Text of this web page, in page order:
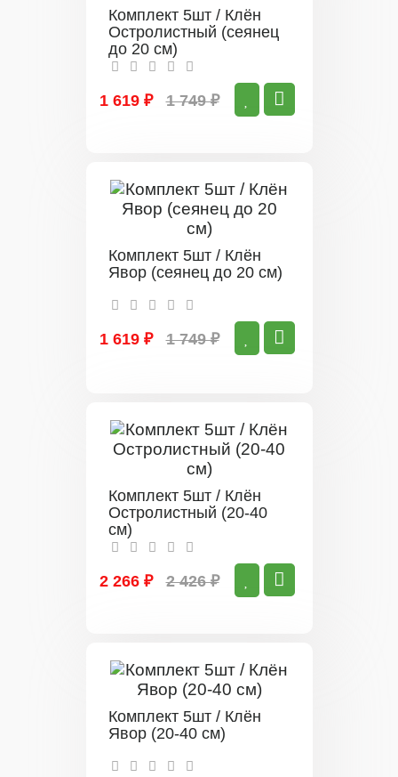
Комплект 5шт / Клён
Остролистный (сеянец
до 20 см)
1 619 ₽ 1 749 ₽
Комплект 5шт / Клён
Явор (сеянец до 20 см)
1 619 ₽ 1 749 ₽
Комплект 5шт / Клён
Остролистный (20-40
см)
2 266 ₽ 2 426 ₽
Комплект 5шт / Клён
Явор (20-40 см)